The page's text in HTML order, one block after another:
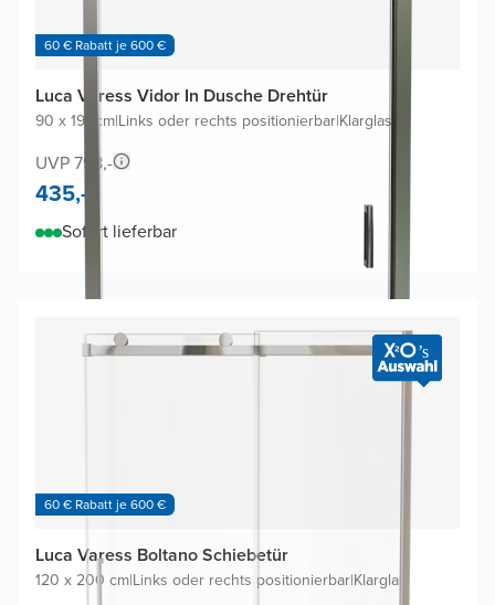
60 € Rabatt je 600 €
Luca Varess Vidor In Dusche Drehtür
90 x 190cm|Links oder rechts positionierbar|Klarglas
UVP 798,-
435,-
Sofort lieferbar
60 € Rabatt je 600 €
Luca Varess Boltano Schiebetür
120 x 200 cm|Links oder rechts positionierbar|Klarglas